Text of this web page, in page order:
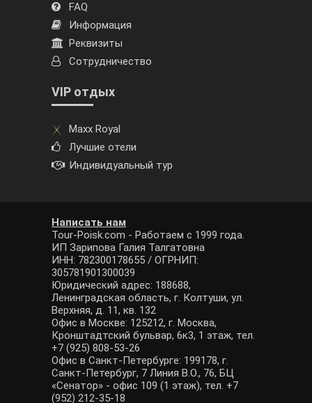
FAQ
Информация
Реквизиты
Сотрудничество
VIP отдых
Maxx Royal
Лучшие отели
Индивидуальный тур
Написать нам
Tour-Poisk.com - Работаем с 1999 года.
ИП Зарипова Галия Талгатовна
ИНН: 782300178655 / ОГРНИП:
305781901300039
Юридический адрес: 188688,
Ленинградская область, г. Колтуши, ул.
Верхняя, д. 11, кв. 132
Офис в Москве: 125212, г. Москва,
Кронштадтский бульвар, 6к3, 1 этаж, тел.
+7 (925) 808-53-26
Офис в Санкт-Петербурге: 199178, г.
Санкт-Петербург, 7 Линия В.О., 76, БЦ
«Сенатор» - офис 109 (1 этаж), тел. +7
(952) 212-35-18